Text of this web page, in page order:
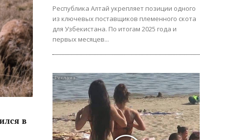
в
Республика Алтай укрепляет позиции одного
из ключевых поставщиков племенного скота
для Узбекистана. По итогам 2025 года и
первых месяцев...